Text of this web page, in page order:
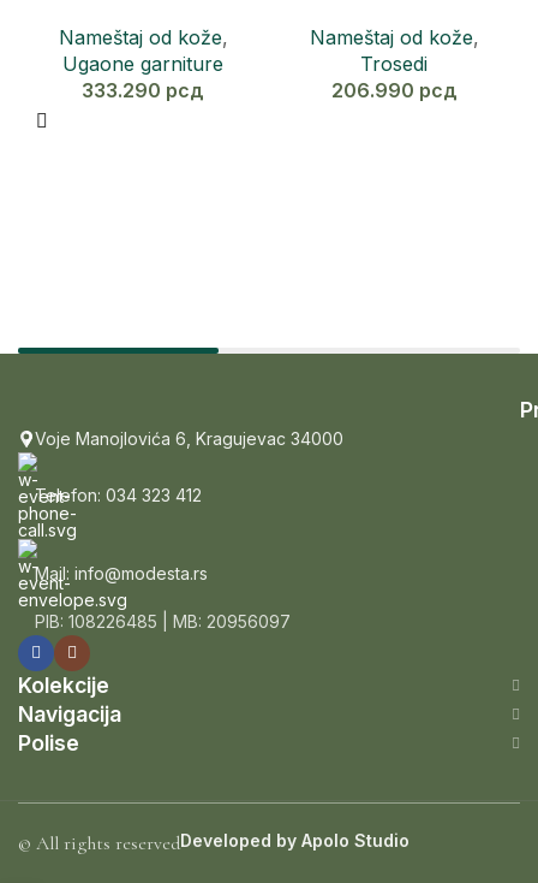
Nameštaj od kože,
Ugaone garniture
333.290 рсд
Nameštaj od kože,
Trosedi
206.990 рсд
Voje Manojlovića 6, Kragujevac 34000
Telefon: 034 323 412
Mail: info@modesta.rs
PIB: 108226485 | MB: 20956097
Kolekcije
Navigacija
Polise
© All rights reservedDeveloped by Apolo Studio